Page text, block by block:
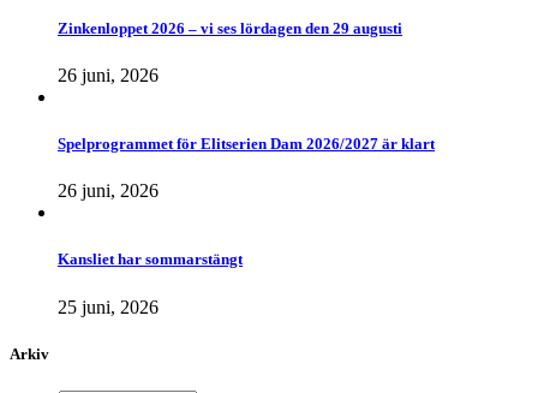
Zinkenloppet 2026 – vi ses lördagen den 29 augusti
26 juni, 2026
Spelprogrammet för Elitserien Dam 2026/2027 är klart
26 juni, 2026
Kansliet har sommarstängt
25 juni, 2026
Arkiv